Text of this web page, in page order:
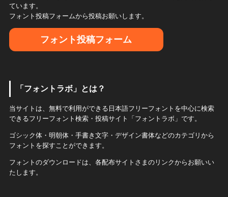
ています。
フォント投稿フォームから投稿お願いします。
フォント投稿フォーム
「フォントラボ」とは？
当サイトは、無料で利用ができる日本語フリーフォントを中心に検索
できるフリーフォント検索・投稿サイト「フォントラボ」です。
ゴシック体・明朝体・手書き文字・デザイン書体などのカテゴリから
フォントを探すことができます。
フォントのダウンロードは、各配布サイトさまのリンクからお願いい
たします。